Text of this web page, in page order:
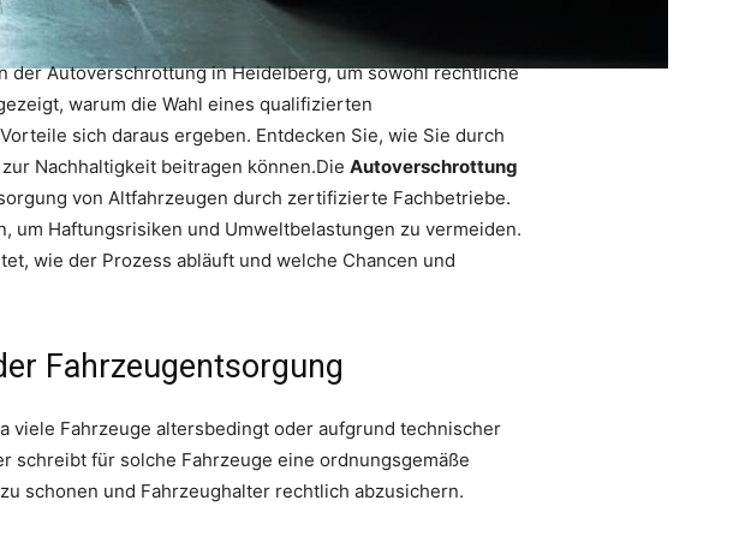
Autoverschrottung in Heidelberg, um sowohl rechtliche
warum die Wahl eines qualifizierten
sich daraus ergeben. Entdecken Sie, wie Sie durch
Nachhaltigkeit beitragen können.Die Autoverschrottung
von Altfahrzeugen durch zertifizierte Fachbetriebe.
Haftungsrisiken und Umweltbelastungen zu vermeiden.
wie der Prozess abläuft und welche Chancen und
Fahrzeugentsorgung
viele Fahrzeuge altersbedingt oder aufgrund technischer
für solche Fahrzeuge eine ordnungsgemäße
schonen und Fahrzeughalter rechtlich abzusichern.